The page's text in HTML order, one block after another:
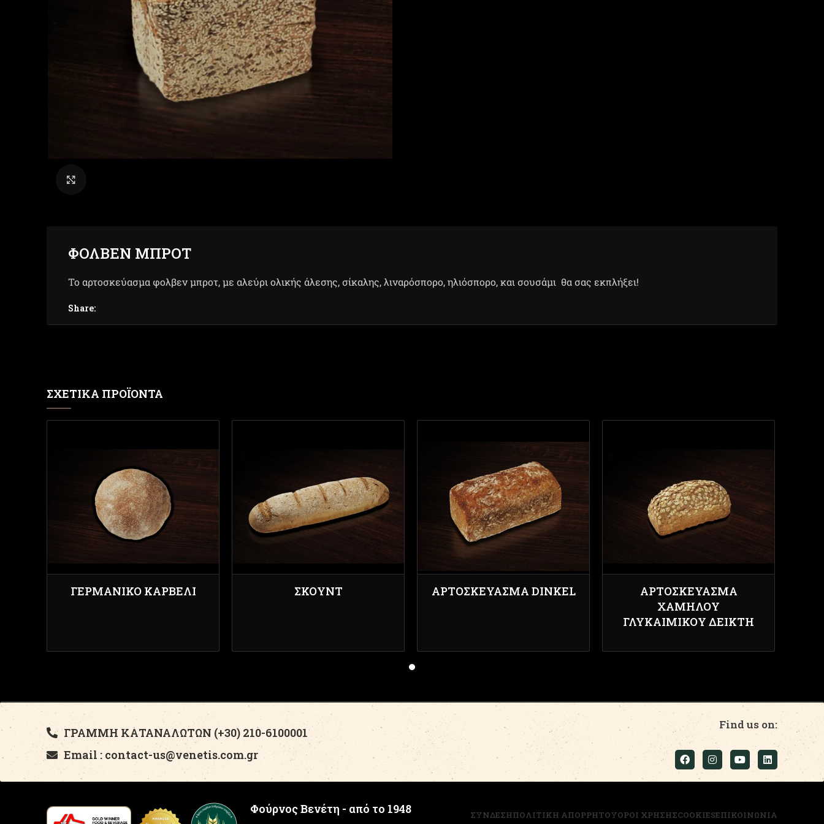
ΦΟΛΒΕΝ ΜΠΡΟΤ
Το αρτοσκεύασμα φολβεν μπροτ, με αλεύρι ολικής άλεσης, σίκαλης, λιναρόσπορο, ηλιόσπορο, και σουσάμι θα σας εκπλήξει!
Share:
ΣΧΕΤΙΚΆ ΠΡΟΪΌΝΤΑ
ΓΕΡΜΑΝΙΚΌ ΚΑΡΒΈΛΙ ΣΚΟΎΝΤ ΑΡΤΟΣΚΕΎΑΣΜΑ DINKEL
ΑΡΤΟΣΚΕΎΑΣΜΑ
ΧΑΜΗΛΟΎ
ΓΛΥΚΑΙΜΙΚΟΎ ΔΕΊΚΤΗ
ΓΡΑΜΜΗ ΚΑΤΑΝΑΛΩΤΩΝ (+30) 210-6100001
Email : contact-us@venetis.com.gr
Find us on:
Φούρνος Βενέτη - από το 1948 ΣΥΝΔΕΣΗΠΟΛΙΤΙΚΗ ΑΠΟΡΡΗΤΟΥΟΡΟΙ ΧΡΗΣΗΣCOOKIESΕΠΙΚΟΙΝΩΝΙΑ